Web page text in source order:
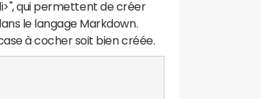
qui permettent de créer
le langage Markdown.
à cocher soit bien créée.